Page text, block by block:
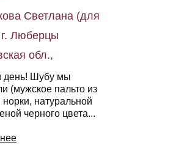
Светлана (для
Люберцы
обл.,
день! Шубу мы
(мужское пальто из
норки, натуральной
черного цвета...